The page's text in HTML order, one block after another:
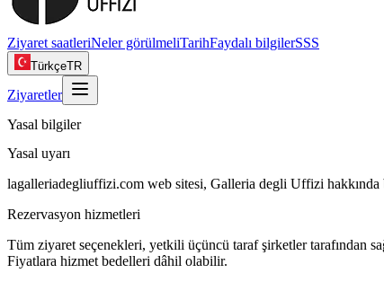
Ziyaret saatleriNeler görülmeliTarihFaydalı bilgilerSSS
TürkçeTR
Ziyaretler
Yasal bilgiler
Yasal uyarı
lagalleriadegliuffizi.com web sitesi, Galleria degli Uffizi hakkında
Rezervasyon hizmetleri
Tüm ziyaret seçenekleri, yetkili üçüncü taraf şirketler tarafından
Fiyatlara hizmet bedelleri dâhil olabilir.